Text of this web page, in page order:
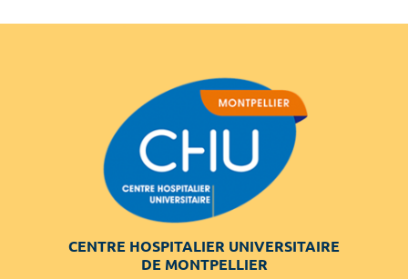
CENTRE HOSPITALIER UNIVERSITAIRE
DE MONTPELLIER